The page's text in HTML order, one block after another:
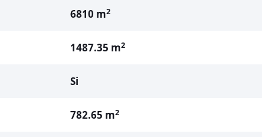
6810 m2
1487.35 m2
Si
782.65 m2